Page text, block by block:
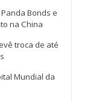
Bonds e
na China
troca de até
Mundial da